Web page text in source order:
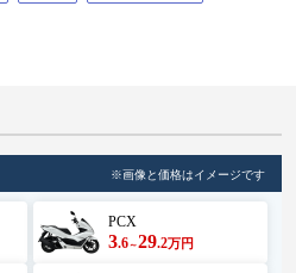
※画像と価格はイメージです
PCX
3.6～29.2万円